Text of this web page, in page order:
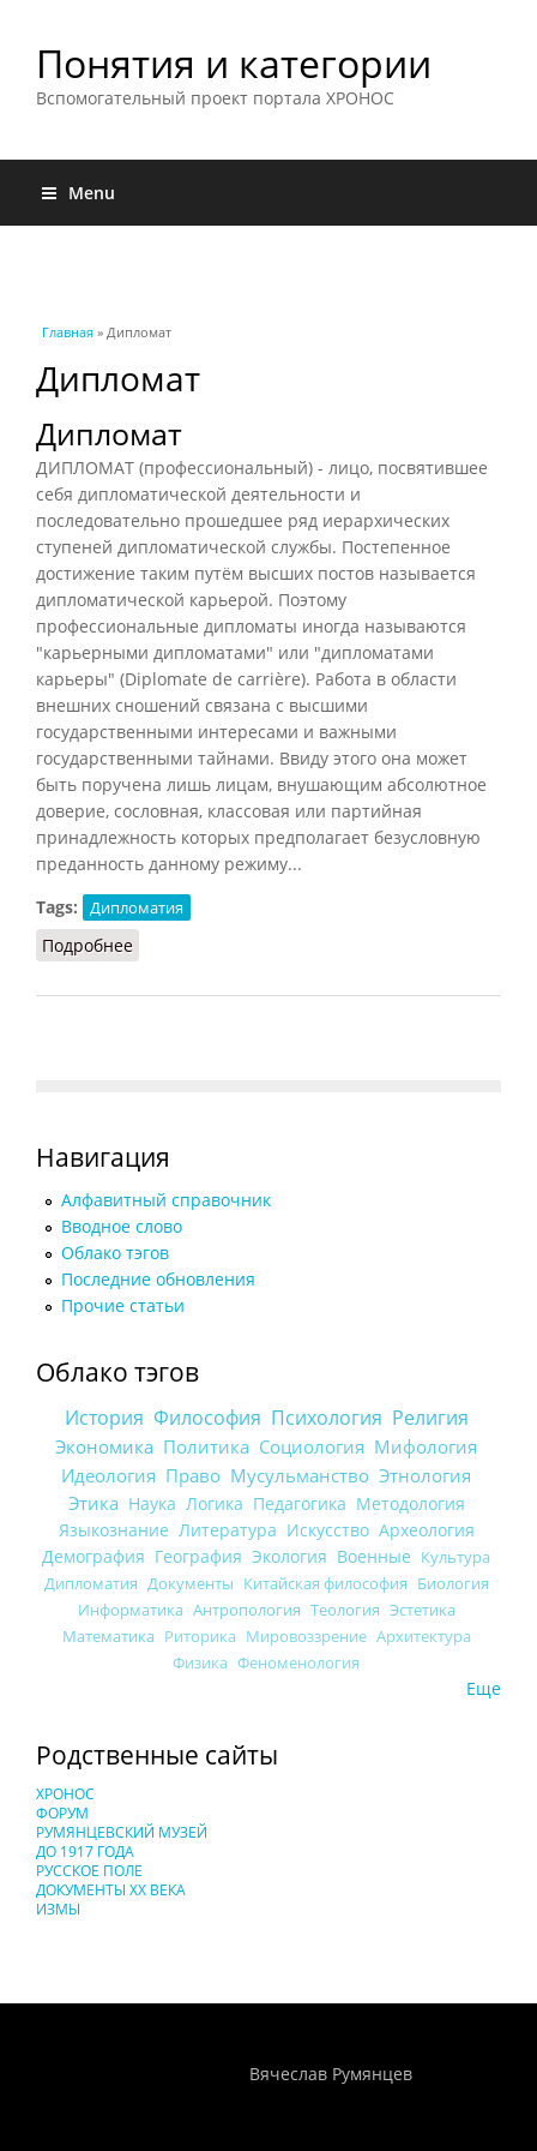
Понятия и категории
Вспомогательный проект портала ХРОНОС
Menu
Вы здесь
Главная » Дипломат
Дипломат
Дипломат
ДИПЛОМАТ (профессиональный) - лицо, посвятившее
себя дипломатической деятельности и
последовательно прошедшее ряд иерархических
ступеней дипломатической службы. Постепенное
достижение таким путём высших постов называется
дипломатической карьерой. Поэтому
профессиональные дипломаты иногда называются
"карьерными дипломатами" или "дипломатами
карьеры" (Diplomate de carrière). Работа в области
внешних сношений связана с высшими
государственными интересами и важными
государственными тайнами. Ввиду этого она может
быть поручена лишь лицам, внушающим абсолютное
доверие, сословная, классовая или партийная
принадлежность которых предполагает безусловную
преданность данному режиму...
Tags:
Дипломатия
Подробнее
Навигация
Алфавитный справочник
Вводное слово
Облако тэгов
Последние обновления
Прочие статьи
Облако тэгов
История Философия Психология Религия
Экономика Политика Социология Мифология
Идеология Право Мусульманство Этнология
Этика Наука Логика Педагогика Методология
Языкознание Литература Искусство Археология
Демография География Экология Военные Культура
Дипломатия Документы Китайская философия Биология
Информатика Антропология Теология Эстетика
Математика Риторика Мировоззрение Архитектура
Физика Феноменология
Еще
Родственные сайты
ХРОНОС
ФОРУМ
РУМЯНЦЕВСКИЙ МУЗЕЙ
ДО 1917 ГОДА
РУССКОЕ ПОЛЕ
ДОКУМЕНТЫ XX ВЕКА
ИЗМЫ
Вячеслав Румянцев